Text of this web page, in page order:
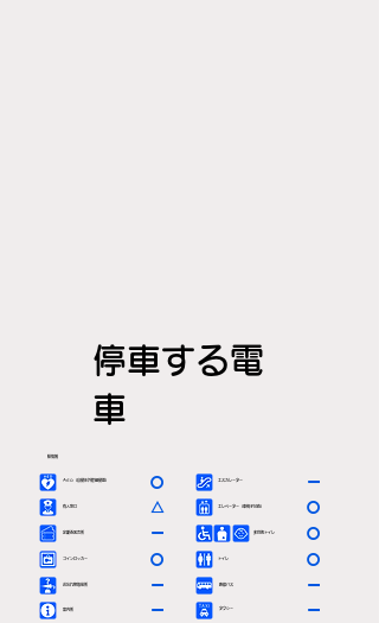
停車する電
車
駅情報
ＡＥＤ（自動体外除細動器）
有人窓口
定期券発売所
エスカレーター
エレベーター（車椅子対応）
多目的トイレ
〇
△
ー
ー
〇
〇
コインロッカー トイレ
〇 〇
お忘れ物取扱所 ー
案内所 ー タクシー ー
路線バス ー